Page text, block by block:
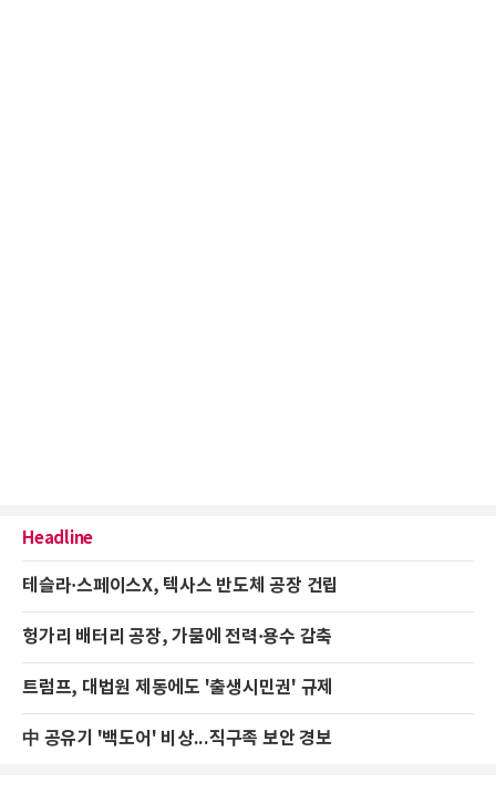
Headline
테슬라·스페이스X, 텍사스 반도체 공장 건립
헝가리 배터리 공장, 가뭄에 전력·용수 감축
트럼프, 대법원 제동에도 '출생시민권' 규제
中 공유기 '백도어' 비상...직구족 보안 경보